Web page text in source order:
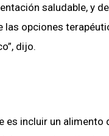
saludable, y
opciones
dijo.
es incluir un alimento